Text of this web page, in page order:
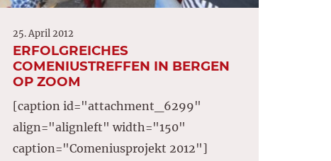
25. April 2012
ERFOLGREICHES
COMENIUSTREFFEN IN BERGEN
OP ZOOM
[caption id="attachment_6299"
align="alignleft" width="150"
caption="Comeniusprojekt 2012"]